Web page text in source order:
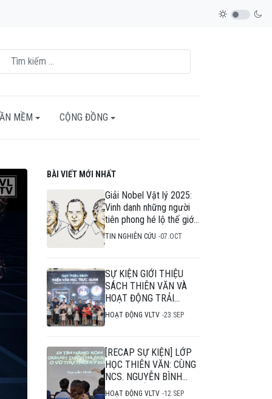
MỀM CỘNG ĐỒNG
BÀI VIẾT MỚI NHẤT
Giải Nobel Vật lý 2025:
Vinh danh những người
tiên phong hé lộ thế giới
lượng tử trong mạch
TIN NGHIÊN CỨU 07.OCT
SỰ KIỆN GIỚI THIỆU
SÁCH THIÊN VĂN VÀ
HOẠT ĐỘNG TRẢI
NGHIỆM THIÊN VĂN
HOẠT ĐỘNG VLTV 23.SEP
[RECAP SỰ KIỆN] LỚP
HỌC THIÊN VĂN: CÙNG
NCS. NGUYỄN BÌNH
NGƯỢC DÒNG THỜI
HOẠT ĐỘNG VLTV 12.SEP